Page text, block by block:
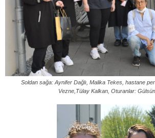
Soldan sağa: Aynifer Dağlı, Malika Tekes, hastane
Vezne,Tülay Kalkan, Oturanlar: